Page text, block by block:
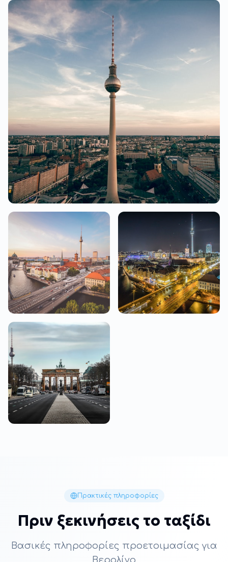
Πρακτικές πληροφορίες
Πριν ξεκινήσεις το ταξίδι
Βασικές πληροφορίες προετοιμασίας για
Βερολίνο